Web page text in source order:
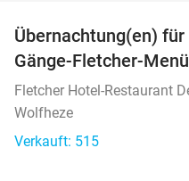
Übernachtung(en)
Gänge-Fletcher-
Fletcher Hotel-Restaurant
Wolfheze
Verkauft: 515